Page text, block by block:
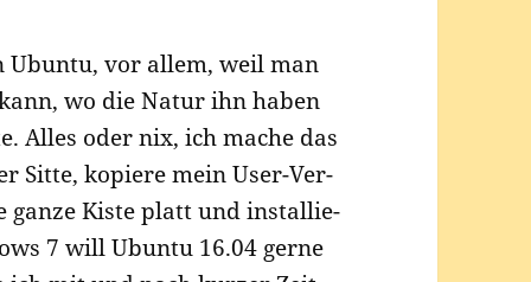
Ubun­tu, vor allem, weil man
wo die Natur ihn haben
Alles oder nix, ich mache das
Sit­te, kopie­re mein User-Ver­
gan­ze Kis­te platt und instal­lie­
7 will Ubun­tu 16.04 ger­ne